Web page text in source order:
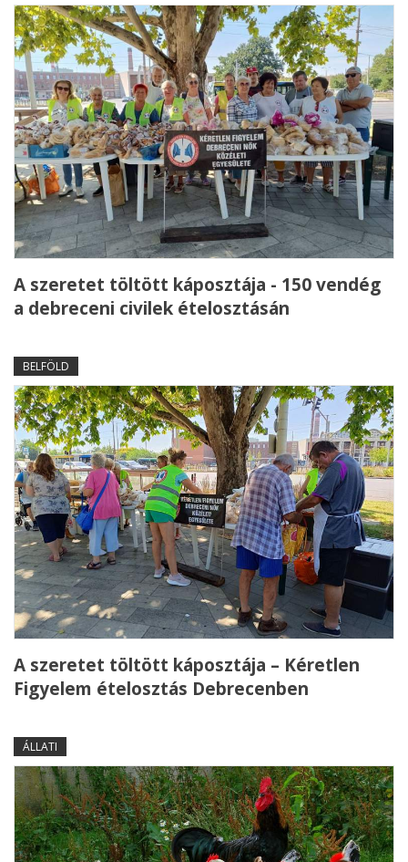
A szeretet töltött káposztája - 150 vendég
a debreceni civilek ételosztásán
BELFÖLD
A szeretet töltött káposztája – Kéretlen
Figyelem ételosztás Debrecenben
ÁLLATI